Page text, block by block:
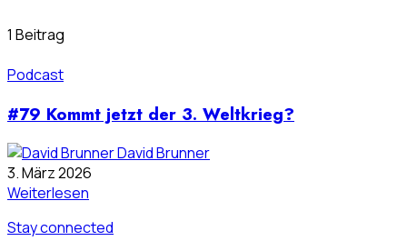
1 Beitrag
Podcast
#79 Kommt jetzt der 3. Weltkrieg?
David Brunner
3. März 2026
Weiterlesen
Stay connected